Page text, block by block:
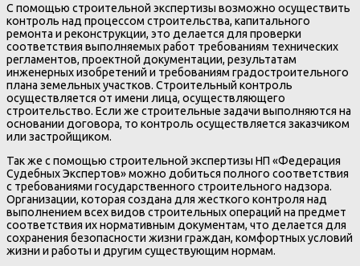
С помощью строительной экспертизы возможно осуществить
контроль над процессом строительства, капитального
ремонта и реконструкции, это делается для проверки
соответствия выполняемых работ требованиям технических
регламентов, проектной документации, результатам
инженерных изобретений и требованиям градостроительного
плана земельных участков. Строительный контроль
осуществляется от имени лица, осуществляющего
строительство. Если же строительные задачи выполняются на
основании договора, то контроль осуществляется заказчиком
или застройщиком.
Так же с помощью строительной экспертизы НП «Федерация
Судебных Экспертов» можно добиться полного соответствия
с требованиями государственного строительного надзора.
Организации, которая создана для жесткого контроля над
выполнением всех видов строительных операций на предмет
соответствия их нормативным документам, что делается для
сохранения безопасности жизни граждан, комфортных условий
жизни и работы и другим существующим нормам.